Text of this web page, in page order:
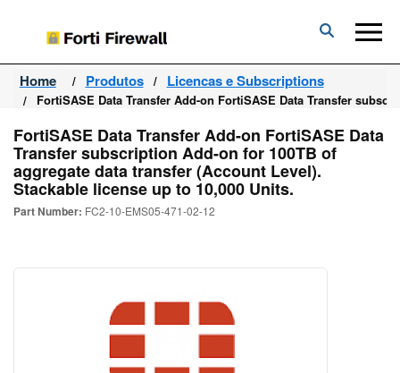
Forti
Firewall
Home Produtos Licencas e Subscriptions
FortiSASE Data Transfer Add-on FortiSASE Data Transfer
FortiSASE Data Transfer Add-on FortiSASE Data
Transfer subscription Add-on for 100TB of
aggregate data transfer (Account Level).
Stackable license up to 10,000 Units.
Part Number: FC2-10-EMS05-471-02-12